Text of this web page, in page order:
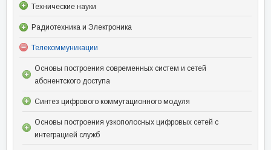
Технические науки
Радиотехника и Электроника
Телекоммуникации
Основы построения современных систем и сетей
абонентского доступа
Синтез цифрового коммутационного модуля
Основы построения узкополосных цифровых сетей с
интеграцией служб